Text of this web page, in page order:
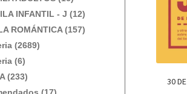
30
INFANTIL - J (12)
ROMÁNTICA (157)
(2689)
(6)
(233)